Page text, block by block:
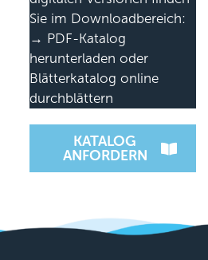
Sie im Downloadbereich:
→ PDF-Katalog
herunterladen oder
Blätterkatalog online
durchblättern
KATALOG
ANFORDERN